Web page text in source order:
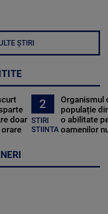
ȘTIRI
doar
2
STIRI
STIINTA
Organismul
populație
o abilitate
oamenilor